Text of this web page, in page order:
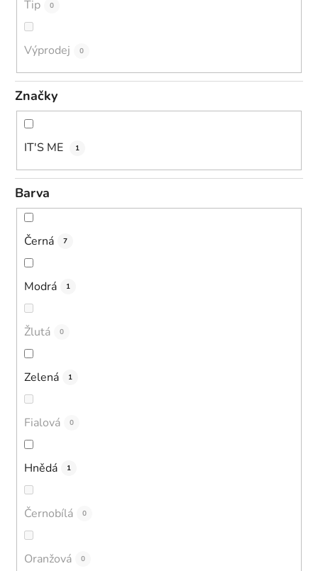
Tip 0
Výprodej 0
Značky
IT'S ME 1
Barva
Černá 7
Modrá 1
Žlutá 0
Zelená 1
Fialová 0
Hnědá 1
Černobílá 0
Oranžová 0